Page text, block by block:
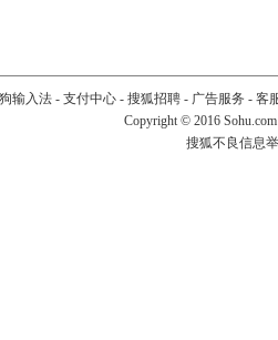
输入法- 支付中心- 搜狐招聘- 广告服务 - 客
Copyright © 2016
搜狐不良信息